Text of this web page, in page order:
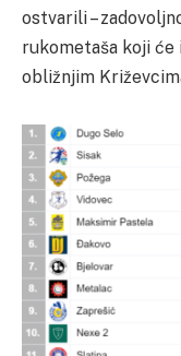
ostvarili –
rukometaša koji će
obližnjim